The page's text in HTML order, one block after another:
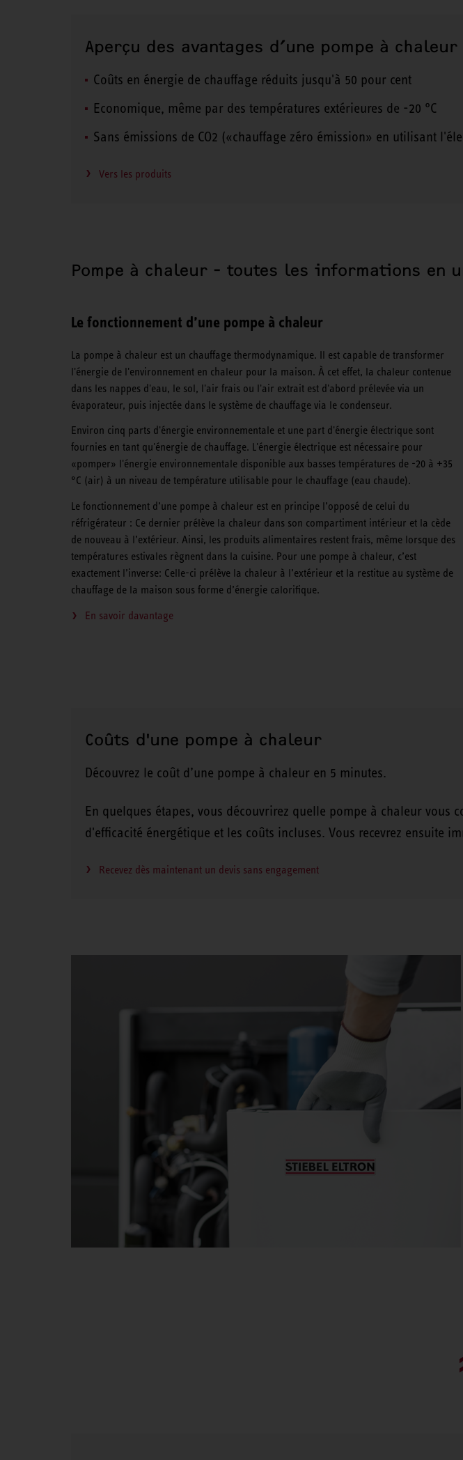
Aperçu des avantages d’une pompe à chaleur
Coûts en énergie de chauffage réduits jusqu'à 50 pour cent
Economique, même par des températures extérieures de -20 °C
Sans émissions de CO2 («chauffage zéro émission» en utilisant
Vers les produits
Pompe à chaleur - toutes les informations en
Le fonctionnement d’une pompe à chaleur
La pompe à chaleur est un chauffage thermodynamique. Il est capable de transformer
l'énergie de l'environnement en chaleur pour la maison. À cet effet, la chaleur contenue
dans les nappes d'eau, le sol, l'air frais ou l'air extrait est d'abord prélevée via un
évaporateur, puis injectée dans le système de chauffage via le condenseur.
Environ cinq parts d'énergie environnementale et une part d'énergie électrique sont
fournies en tant qu'énergie de chauffage. L'énergie électrique est nécessaire pour
«pomper» l'énergie environnementale disponible aux basses températures de -20 à +35
°C (air) à un niveau de température utilisable pour le chauffage (eau chaude).
Le fonctionnement d’une pompe à chaleur est en principe l’opposé de celui du
réfrigérateur : Ce dernier prélève la chaleur dans son compartiment intérieur et la cède
de nouveau à l’extérieur. Ainsi, les produits alimentaires restent frais, même lorsque des
températures estivales règnent dans la cuisine. Pour une pompe à chaleur, c’est
exactement l’inverse: Celle-ci prélève la chaleur à l’extérieur et la restitue au système de
chauffage de la maison sous forme d’énergie calorifique.
En savoir davantage
Coûts d'une pompe à chaleur
Découvrez le coût d’une pompe à chaleur en 5 minutes.
En quelques étapes, vous découvrirez quelle pompe à chaleur
d'efficacité énergétique et les coûts incluses. Vous recevrez ensuite
Recevez dès maintenant un devis sans engagement